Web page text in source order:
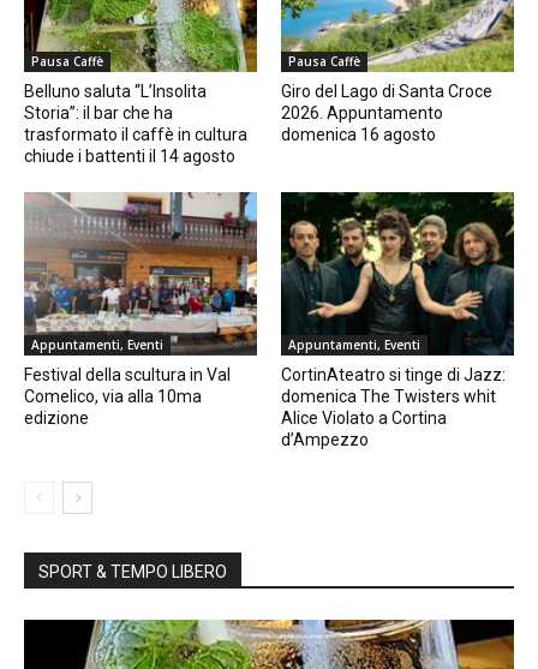
Pausa Caffè
Belluno saluta “L’Insolita
Storia”: il bar che ha
trasformato il caffè in cultura
chiude i battenti il 14 agosto
Pausa Caffè
Giro del Lago di Santa Croce
2026. Appuntamento
domenica 16 agosto
Appuntamenti, Eventi
Festival della scultura in Val
Comelico, via alla 10ma
edizione
Appuntamenti, Eventi
CortinAteatro si tinge di Jazz:
domenica The Twisters whit
Alice Violato a Cortina
d’Ampezzo
SPORT & TEMPO LIBERO